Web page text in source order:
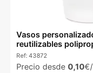
Vasos
reutilizables
Ref: 43872
Precio desde 0,10